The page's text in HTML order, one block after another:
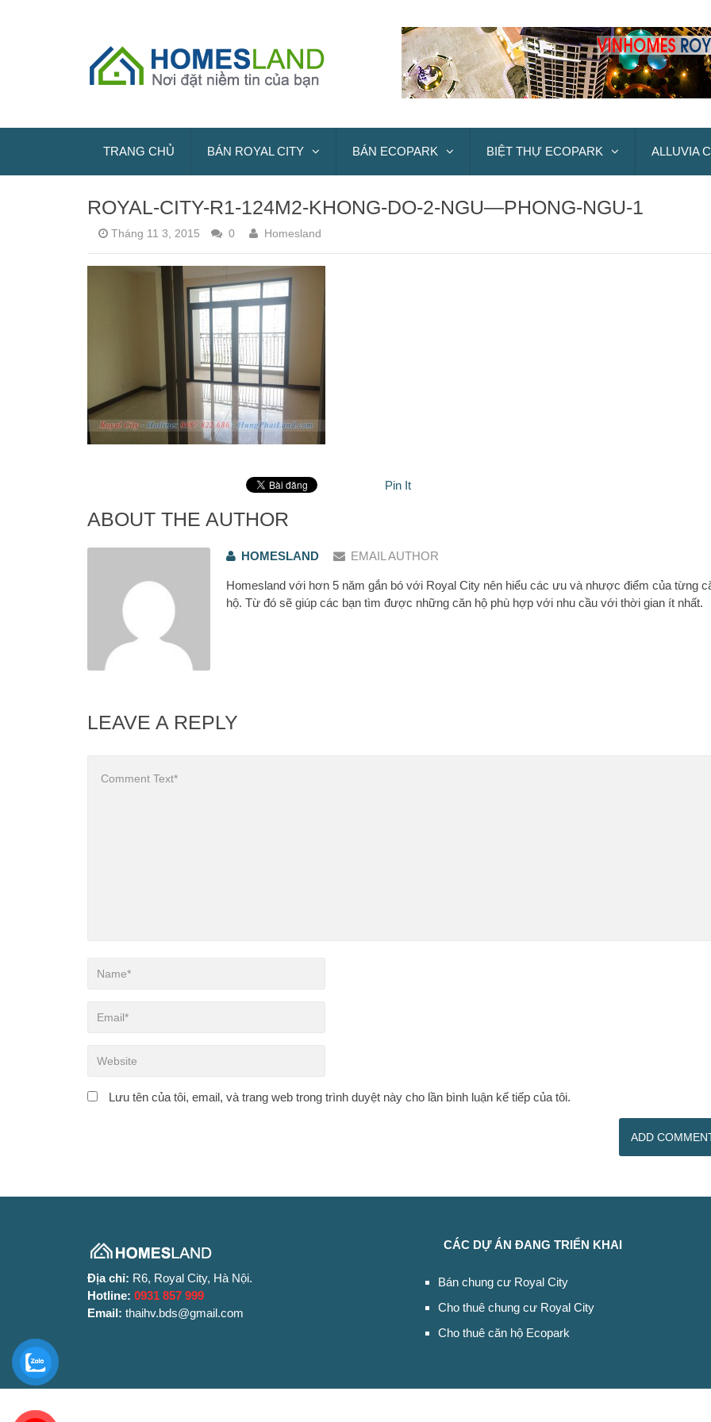
TRANG CHỦ BÁN ROYAL CITY BÁN ECOPARK BIỆT THỰ ECOPARK ALLUVIA
ROYAL-CITY-R1-124M2-KHONG-DO-2-NGU—PHONG-NGU-1
Tháng 11 3, 2015 0 Homesland
Pin It
ABOUT THE AUTHOR
HOMESLAND EMAIL AUTHOR
Homesland với hơn 5 năm gắn bó với Royal City nên hiểu các ưu và nhược điểm của từng
hộ. Từ đó sẽ giúp các bạn tìm được những căn hộ phù hợp với nhu cầu với thời gian ít nhất.
LEAVE A REPLY
Lưu tên của tôi, email, và trang web trong trình duyệt này cho lần bình luận kế tiếp của tôi.
Địa chỉ: R6, Royal City, Hà Nội.
Hotline: 0931 857 999
Email: thaihv.bds@gmail.com
CÁC DỰ ÁN ĐANG TRIỂN KHAI
Bán chung cư Royal City
Cho thuê chung cư Royal City
Cho thuê căn hộ Ecopark